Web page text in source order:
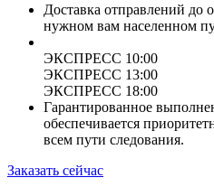
Доставка отправлений до
нужном вам населенном
ЭКСПРЕСС 10:00
ЭКСПРЕСС 13:00
ЭКСПРЕСС 18:00
Гарантированное
обеспечивается
всем пути следования.
Заказать сейчас